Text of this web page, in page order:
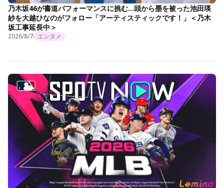
乃木坂46が書道パフォーマンスに挑む…頭から墨を被った池田瑛
紗を大越ひなのがフォロー「アーティスティックです！」＜乃木
坂工事延長中＞
2026/8/7 エンタメ